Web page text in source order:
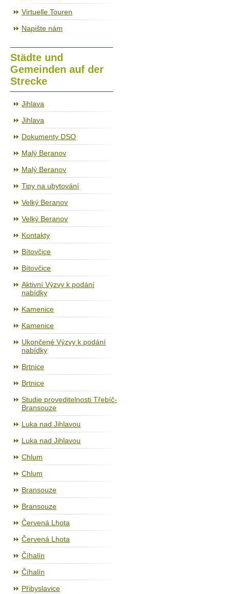
Virtuelle Touren
Napište nám
Städte und
Gemeinden auf der
Strecke
Jihlava
Jihlava
Dokumenty DSO
Malý Beranov
Malý Beranov
Tipy na ubytování
Velký Beranov
Velký Beranov
Kontakty
Bítovčice
Bítovčice
Aktivní Výzvy k podání
nabídky
Kamenice
Kamenice
Ukončené Výzvy k podání
nabídky
Brtnice
Brtnice
Studie proveditelnosti Třebíč-
Bransouze
Luka nad Jihlavou
Luka nad Jihlavou
Chlum
Chlum
Bransouze
Bransouze
Červená Lhota
Červená Lhota
Číhalín
Číhalín
Přibyslavice